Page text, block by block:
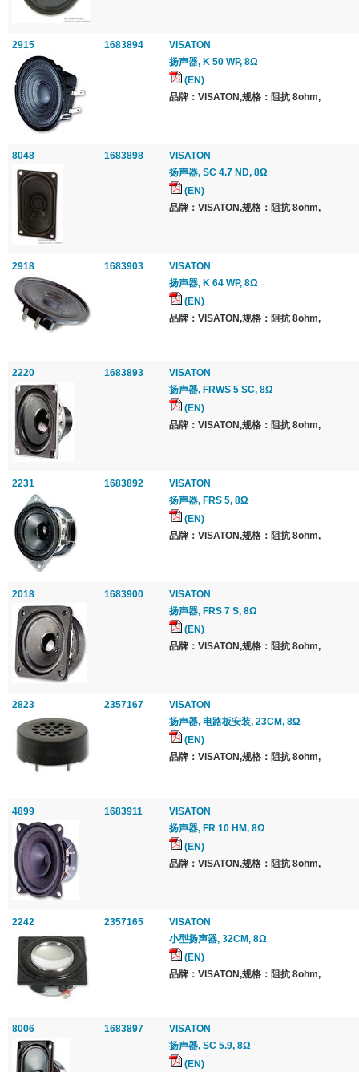
2915 1683894
VISATON
扬声器, K 50 WP, 8Ω
(EN)
品牌：VISATON,规格：阻抗 8ohm,
8048 1683898
VISATON
扬声器, SC 4.7 ND, 8Ω
(EN)
品牌：VISATON,规格：阻抗 8ohm,
2918 1683903
VISATON
扬声器, K 64 WP, 8Ω
(EN)
品牌：VISATON,规格：阻抗 8ohm,
2220 1683893
VISATON
扬声器, FRWS 5 SC, 8Ω
(EN)
品牌：VISATON,规格：阻抗 8ohm,
2231 1683892
VISATON
扬声器, FRS 5, 8Ω
(EN)
品牌：VISATON,规格：阻抗 8ohm,
2018 1683900
VISATON
扬声器, FRS 7 S, 8Ω
(EN)
品牌：VISATON,规格：阻抗 8ohm,
2823 2357167
VISATON
扬声器, 电路板安装, 23CM, 8Ω
(EN)
品牌：VISATON,规格：阻抗 8ohm,
4899 1683911
VISATON
扬声器, FR 10 HM, 8Ω
(EN)
品牌：VISATON,规格：阻抗 8ohm,
2242 2357165
VISATON
小型扬声器, 32CM, 8Ω
(EN)
品牌：VISATON,规格：阻抗 8ohm,
8006 1683897
VISATON
扬声器, SC 5.9, 8Ω
(EN)